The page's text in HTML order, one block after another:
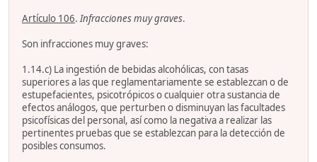
Artículo 106.Infracciones muy graves.
Son infracciones muy graves:
1.14.c) La ingestión de bebidas alcohólicas, con tasas
superiores a las que reglamentariamente se establezcan o de
estupefacientes, psicotrópicos o cualquier otra sustancia de
efectos análogos, que perturben o disminuyan las facultades
psicofísicas del personal, así como la negativa a realizar las
pertinentes pruebas que se establezcan para la detección de
posibles consumos.